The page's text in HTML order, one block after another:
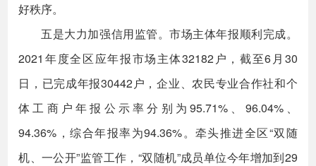
好秩序。
五是大力加强信用监管。市场主体年报顺利完成。
2021年度全区应年报市场主体32182户，截至6月30
日，已完成年报30442户，企业、农民专业合作社和个
体工商户年报公示率分别为95.71%、96.04%、
94.36%，综合年报率为94.36%。牵头推进全区“双随
机、一公开”监管工作，“双随机”成员单位今年增加到29